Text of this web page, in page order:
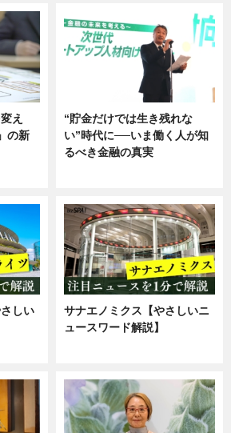
え
の新
“貯金だけでは生き残れな
い”時代に──いま働く人が知
るべき金融の真実
しい
サナエノミクス【やさしいニ
ュースワード解説】